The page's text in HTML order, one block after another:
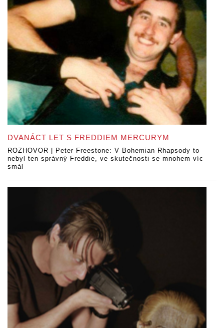
DVANÁCT LET S FREDDIEM MERCURYM
ROZHOVOR | Peter Freestone: V Bohemian Rhapsody to
nebyl ten správný Freddie, ve skutečnosti se mnohem víc
smál